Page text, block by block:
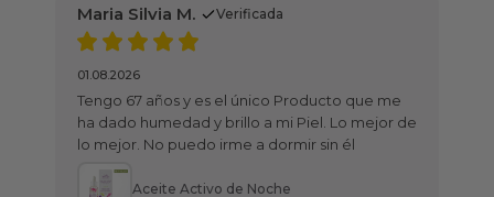
Verificada
es el único Producto que me
y brillo a mi Piel. Lo mejor de
irme a dormir sin él
de Noche